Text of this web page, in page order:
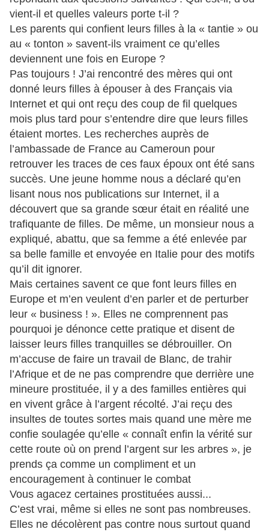
vient-il et quelles valeurs porte t-il ?
Les parents qui confient leurs filles à la « tantie » ou
au « tonton » savent-ils vraiment ce qu’elles
deviennent une fois en Europe ?
Pas toujours ! J’ai rencontré des mères qui ont
donné leurs filles à épouser à des Français via
Internet et qui ont reçu des coup de fil quelques
mois plus tard pour s’entendre dire que leurs filles
étaient mortes. Les recherches auprès de
l’ambassade de France au Cameroun pour
retrouver les traces de ces faux époux ont été sans
succès. Une jeune homme nous a déclaré qu’en
lisant nous nos publications sur Internet, il a
découvert que sa grande sœur était en réalité une
trafiquante de filles. De même, un monsieur nous a
expliqué, abattu, que sa femme a été enlevée par
sa belle famille et envoyée en Italie pour des motifs
qu’il dit ignorer.
Mais certaines savent ce que font leurs filles en
Europe et m’en veulent d’en parler et de perturber
leur « business ! ». Elles ne comprennent pas
pourquoi je dénonce cette pratique et disent de
laisser leurs filles tranquilles se débrouiller. On
m’accuse de faire un travail de Blanc, de trahir
l’Afrique et de ne pas comprendre que derrière une
mineure prostituée, il y a des familles entières qui
en vivent grâce à l’argent récolté. J’ai reçu des
insultes de toutes sortes mais quand une mère me
confie soulagée qu’elle « connaît enfin la vérité sur
cette route où on prend l’argent sur les arbres », je
prends ça comme un compliment et un
encouragement à continuer le combat
Vous agacez certaines prostituées aussi...
C’est vrai, même si elles ne sont pas nombreuses.
Elles ne décolèrent pas contre nous surtout quand